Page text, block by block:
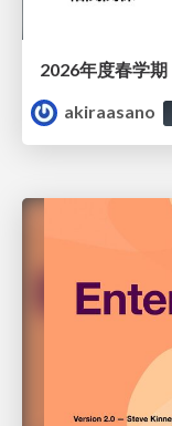
akiraasano